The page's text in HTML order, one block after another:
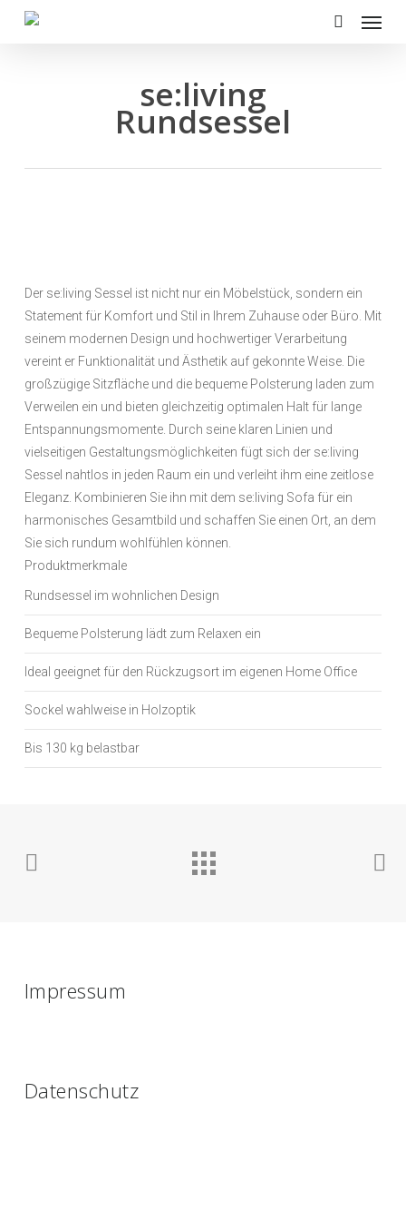
se:living
Rundsessel
Der se:living Sessel ist nicht nur ein Möbelstück, sondern ein
Statement für Komfort und Stil in Ihrem Zuhause oder Büro. Mit
seinem modernen Design und hochwertiger Verarbeitung
vereint er Funktionalität und Ästhetik auf gekonnte Weise. Die
großzügige Sitzfläche und die bequeme Polsterung laden zum
Verweilen ein und bieten gleichzeitig optimalen Halt für lange
Entspannungsmomente. Durch seine klaren Linien und
vielseitigen Gestaltungsmöglichkeiten fügt sich der se:living
Sessel nahtlos in jeden Raum ein und verleiht ihm eine zeitlose
Eleganz. Kombinieren Sie ihn mit dem se:living Sofa für ein
harmonisches Gesamtbild und schaffen Sie einen Ort, an dem
Sie sich rundum wohlfühlen können.
Produktmerkmale
Rundsessel im wohnlichen Design
Bequeme Polsterung lädt zum Relaxen ein
Ideal geeignet für den Rückzugsort im eigenen Home Office
Sockel wahlweise in Holzoptik
Bis 130 kg belastbar
Impressum
Datenschutz